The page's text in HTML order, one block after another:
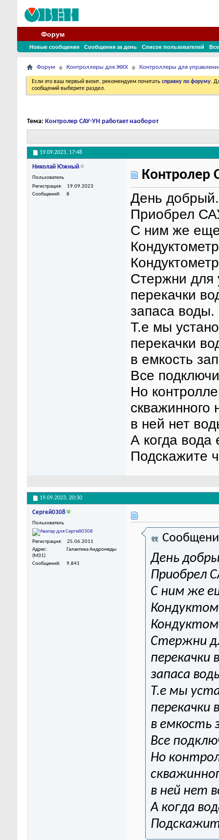
Форум
Новые сообщения Сообщения за день Список пользователей
Форум Контроллеры для ЖКХ Контроллеры для
Если это ваш первый визит, рекомендуем почитать справку по форуму.
сообщений выберите раздел.
Тема: Контролер САУ-УН работает наоборот
19.09.2023, 17:48
Николай Южный
Пользователь
Регистрация
19.09.2023
Сообщений
8
Контролер
День добрый.
Приобрел
С ним же
Стержни для
перекачки
запаса воды.
Т.е мы
перекачки
в емкость
Все
Но
скважинного
в ней нет
А когда вода
Подскажите
19.09.2023, 20:30
Сергей0308
Пользователь
Регистрация
25.06.2011
Адрес
Галактика Андромеды
(M31)
Сообщений
9,841
День
Приобрел
С ним же
Стержни
перекачки
запаса
Т.е мы
перекачки
в емкость
Все
Но
в ней нет
А когда